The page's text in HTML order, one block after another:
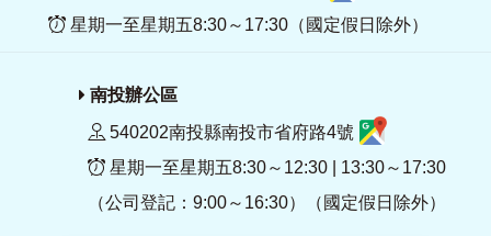
星期一至星期五8:30～17:30（國定假日除外）
南投辦公區
540202南投縣南投市省府路4號
星期一至星期五8:30～12:30 | 13:30～17:30
（公司登記：9:00～16:30）（國定假日除外）